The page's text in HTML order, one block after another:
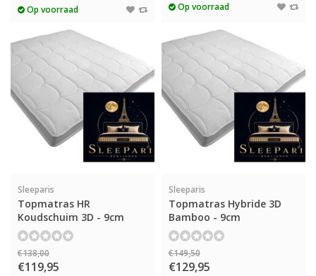
Op voorraad Op voorraad
Sleeparis
Topmatras HR
Koudschuim 3D - 9cm
€138,00
€119,95
Sleeparis
Topmatras Hybride 3D
Bamboo - 9cm
€149,50
€129,95